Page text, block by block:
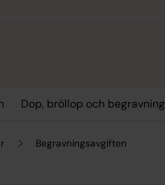
Dop, bröllop och begravning
Begravningsavgiften